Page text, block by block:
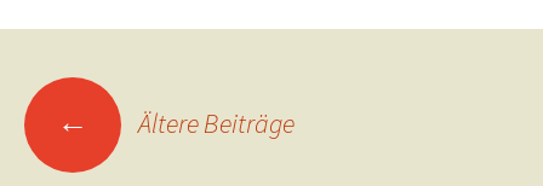
Beitragsnavigation
← Ältere Beiträge